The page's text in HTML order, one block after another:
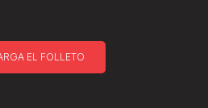
EL FOLLETO